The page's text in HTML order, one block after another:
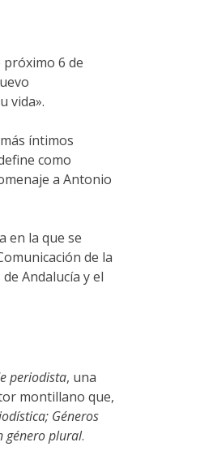
6 de
vida».
íntimos
como
a Antonio
en la que se
de la
Andalucía y el
periodista, una
montillano que,
Géneros
género plural.